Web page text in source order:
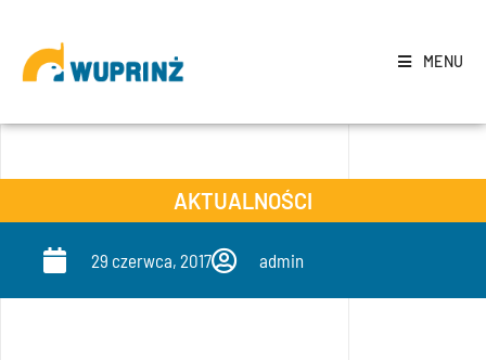
MENU
AKTUALNOŚCI
29 czerwca, 2017 admin